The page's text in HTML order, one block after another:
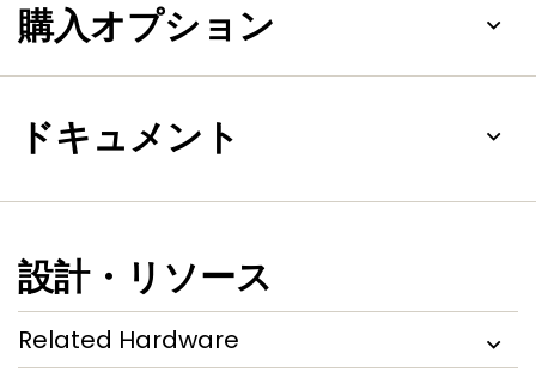
購入オプション
ドキュメント
設計・リソース
Related Hardware